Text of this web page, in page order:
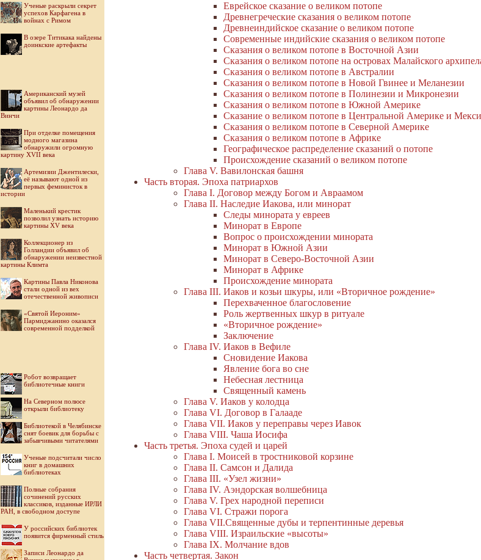
Ученые раскрыли секрет
успехов Карфагена в
войнах с Римом
В озере Титикака найдены
доинкские артефакты
Американский музей
объявил об обнаружении
картины Леонардо да
Винчи
При отделке помещения
модного магазина
обнаружили огромную
картину XVII века
Артемизии Джентилески,
её называют одной из
первых феминисток в
истории
Маленький крестик
позволил узнать историю
картины XV века
Коллекционер из
Голландии объявил об
обнаружении неизвестной
картины Климта
Картины Павла Никонова
стали одной из вех
отечественной живописи
«Святой Иероним»
Пармиджанино оказался
современной подделкой
Робот возвращает
библиотечные книги
На Северном полюсе
открыли библиотеку
Библиотекой в Челябинске
снят боевик для борьбы с
забывчивыми читателями
Ученые подсчитали число
книг в домашних
библиотеках
Полные собрания
сочинений русских
классиков, изданные ИРЛИ
РАН, в свободном доступе
У российских библиотек
появится фирменный стиль
Записи Леонардо да
Еврейское сказание о великом потопе
Древнегреческие сказания о великом потопе
Древнеиндийское сказание о великом потопе
Современные индийские сказания о великом потопе
Сказания о великом потопе в Восточной Азии
Сказания о великом потопе на островах Малайского
Сказания о великом потопе в Австралии
Сказания о великом потопе в Новой Гвинее и Меланезии
Сказания о великом потопе в Полинезии и Микронезии
Сказания о великом потопе в Южной Америке
Сказание о великом потопе в Центральной Америке и
Сказания о великом потопе в Северной Америке
Сказания о великом потопе в Африке
Географическое распределение сказаний о потопе
Происхождение сказаний о великом потопе
Глава V. Вавилонская башня
Часть вторая. Эпоха патриархов
Глава I. Договор между Богом и Авраамом
Глава II. Наследие Иакова, или минорат
Следы минората у евреев
Минорат в Европе
Вопрос о происхождении минората
Минорат в Южной Азии
Минорат в Северо-Восточной Азии
Минорат в Африке
Происхождение минората
Глава III. Иаков и козьи шкуры, или «Вторичное рождение»
Перехваченное благословение
Роль жертвенных шкур в ритуале
«Вторичное рождение»
Заключение
Глава IV. Иаков в Вефиле
Сновидение Иакова
Явление бога во сне
Небесная лестница
Священный камень
Глава V. Иаков у колодца
Глава VI. Договор в Галааде
Глава VII. Иаков у переправы через Иавок
Глава VIII. Чаша Иосифа
Часть третья. Эпоха судей и царей
Глава I. Моисей в тростниковой корзине
Глава II. Самсон и Далида
Глава III. «Узел жизни»
Глава IV. Аэндорская волшебница
Глава V. Грех народной переписи
Глава VI. Стражи порога
Глава VII.Священные дубы и терпентинные деревья
Глава VIII. Израильские «высоты»
Глава IX. Молчание вдов
Часть четвертая. Закон